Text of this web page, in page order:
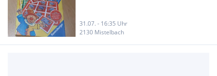
31.07. - 16:35 Uhr
2130 Mistelbach